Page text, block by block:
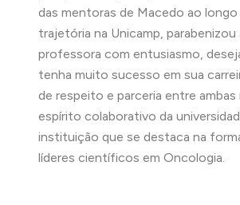
das mentoras de Macedo ao longo
trajetória na Unicamp, parabenizou
professora com entusiasmo,
tenha muito sucesso em sua
de respeito e parceria entre
espírito colaborativo da
instituição que se destaca na
líderes científicos em Oncologia.